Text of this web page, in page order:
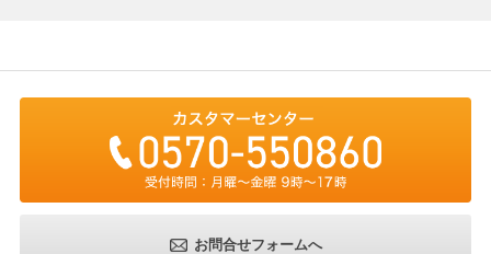
お問合せフォームへ